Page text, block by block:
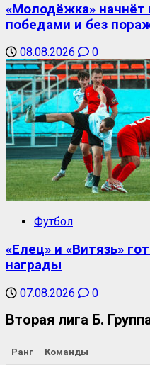
«Молодёжка» начнёт
победами и без
08.08.2026 0
Футбол
«Елец» и «Витязь»
награды
07.08.2026 0
Вторая лига Б.
Ранг Команды